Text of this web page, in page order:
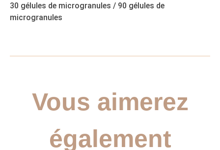
30 gélules de microgranules / 90 gélules de
microgranules
Vous aimerez
également